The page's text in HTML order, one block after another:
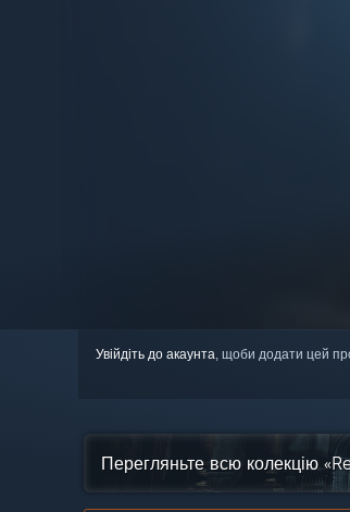
Увійдіть до акаунта, щоби додати цей
Перегляньте всю колекцію